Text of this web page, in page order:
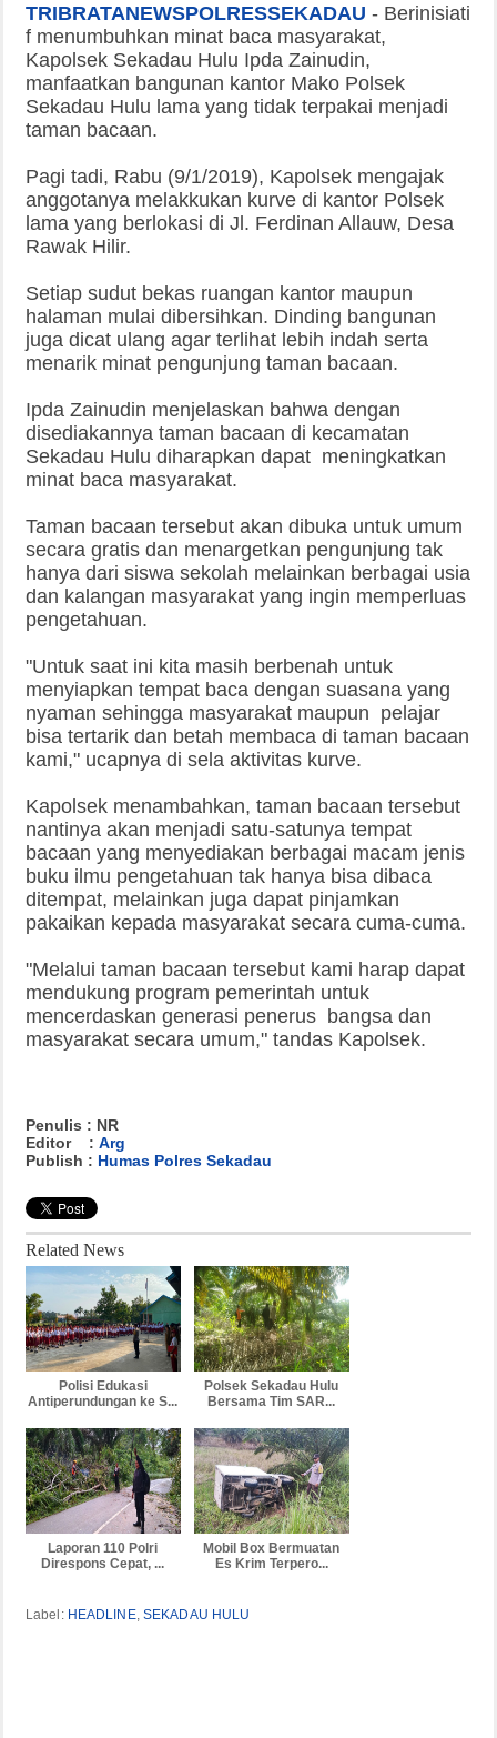
TRIBRATANEWSPOLRESSEKADAU - Berinisiati
f menumbuhkan minat baca masyarakat,
Kapolsek Sekadau Hulu Ipda Zainudin,
manfaatkan bangunan kantor Mako Polsek
Sekadau Hulu lama yang tidak terpakai menjadi
taman bacaan.
Pagi tadi, Rabu (9/1/2019), Kapolsek mengajak
anggotanya melakkukan kurve di kantor Polsek
lama yang berlokasi di Jl. Ferdinan Allauw, Desa
Rawak Hilir.
Setiap sudut bekas ruangan kantor maupun
halaman mulai dibersihkan. Dinding bangunan
juga dicat ulang agar terlihat lebih indah serta
menarik minat pengunjung taman bacaan.
Ipda Zainudin menjelaskan bahwa dengan
disediakannya taman bacaan di kecamatan
Sekadau Hulu diharapkan dapat meningkatkan
minat baca masyarakat.
Taman bacaan tersebut akan dibuka untuk umum
secara gratis dan menargetkan pengunjung tak
hanya dari siswa sekolah melainkan berbagai usia
dan kalangan masyarakat yang ingin memperluas
pengetahuan.
"Untuk saat ini kita masih berbenah untuk
menyiapkan tempat baca dengan suasana yang
nyaman sehingga masyarakat maupun pelajar
bisa tertarik dan betah membaca di taman bacaan
kami," ucapnya di sela aktivitas kurve.
Kapolsek menambahkan, taman bacaan tersebut
nantinya akan menjadi satu-satunya tempat
bacaan yang menyediakan berbagai macam jenis
buku ilmu pengetahuan tak hanya bisa dibaca
ditempat, melainkan juga dapat pinjamkan
pakaikan kepada masyarakat secara cuma-cuma.
"Melalui taman bacaan tersebut kami harap dapat
mendukung program pemerintah untuk
mencerdaskan generasi penerus bangsa dan
masyarakat secara umum," tandas Kapolsek.
Penulis : NR
Editor : Arg
Publish : Humas Polres Sekadau
Related News
Polisi Edukasi
Antiperundungan ke S...
Polsek Sekadau Hulu
Bersama Tim SAR...
Laporan 110 Polri
Direspons Cepat, ...
Mobil Box Bermuatan
Es Krim Terpero...
Label: HEADLINE, SEKADAU HULU